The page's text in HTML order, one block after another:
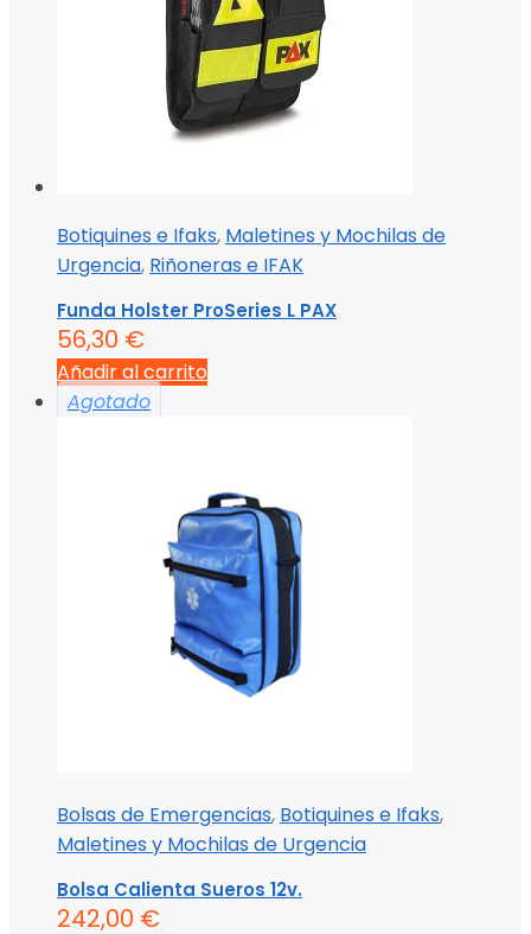
Botiquines e Ifaks, Maletines y Mochilas de
Urgencia, Riñoneras e IFAK
Funda Holster ProSeries L PAX
56,30 €
Añadir al carrito
Agotado
Bolsas de Emergencias, Botiquines e Ifaks,
Maletines y Mochilas de Urgencia
Bolsa Calienta Sueros 12v.
242,00 €